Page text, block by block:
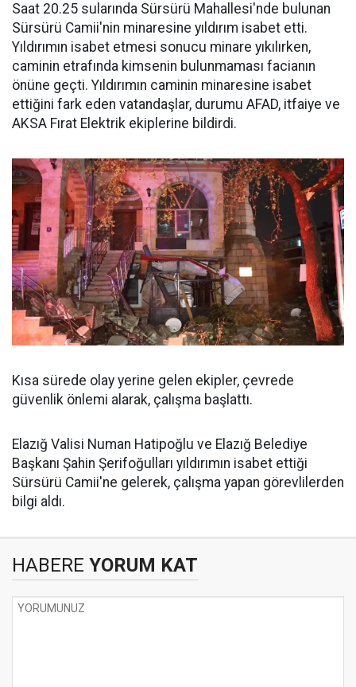
Saat 20.25 sularında Sürsürü Mahallesi'nde bulunan
Sürsürü Camii'nin minaresine yıldırım isabet etti.
Yıldırımın isabet etmesi sonucu minare yıkılırken,
caminin etrafında kimsenin bulunmaması facianın
önüne geçti. Yıldırımın caminin minaresine isabet
ettiğini fark eden vatandaşlar, durumu AFAD, itfaiye ve
AKSA Fırat Elektrik ekiplerine bildirdi.
Kısa sürede olay yerine gelen ekipler, çevrede
güvenlik önlemi alarak, çalışma başlattı.
Elazığ Valisi Numan Hatipoğlu ve Elazığ Belediye
Başkanı Şahin Şerifoğulları yıldırımın isabet ettiği
Sürsürü Camii'ne gelerek, çalışma yapan görevlilerden
bilgi aldı.
HABERE YORUM KAT